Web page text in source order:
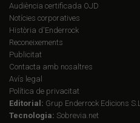
Audiència certificada OJD
Notícies corporatives
Història d'Enderrock
Reconeixements
Publicitat
Contacta amb nosaltres
Avís legal
Política de privacitat
Editorial: Grup Enderrock Edicions S.L.
Tecnologia: Sobrevia.net